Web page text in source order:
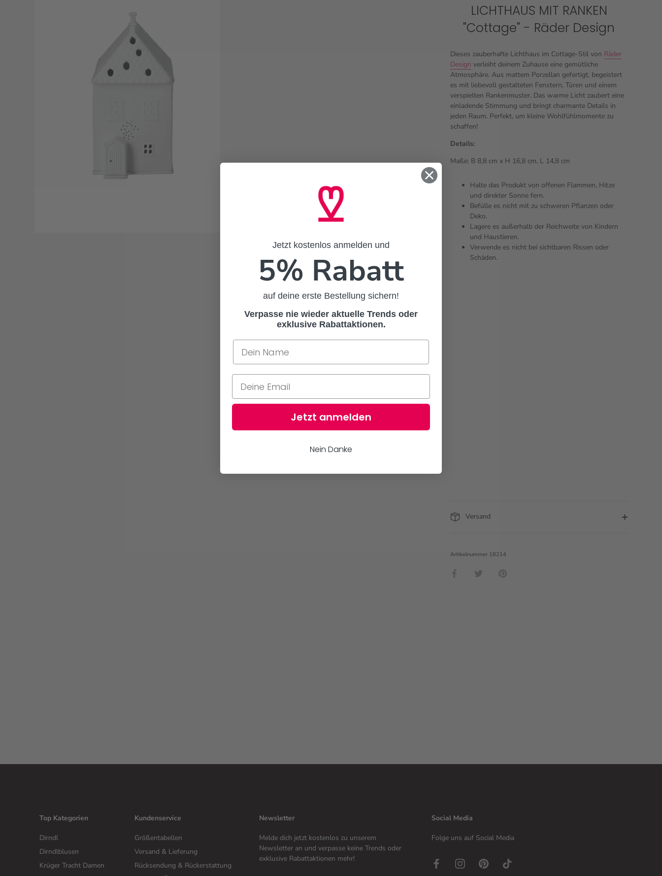
LICHTHAUS MIT RANKEN
"Cottage" - Räder Design
Dieses zauberhafte Lichthaus im Cottage-Stil von Räder
Design verleiht deinem Zuhause eine gemütliche
Atmosphäre. Aus mattem Porzellan gefertigt, begeistert
es mit liebevoll gestalteten Fenstern, Türen und einem
verspielten Rankenmuster. Das warme Licht zaubert eine
einladende Stimmung und bringt charmante Details in
jeden Raum. Perfekt, um kleine Wohlfühlmomente zu
schaffen!
Details:
Maße: B 8,8 cm x H 16,8 cm, L 14,8 cm
Halte das Produkt von offenen Flammen, Hitze
und direkter Sonne fern.
Befülle es nicht mit zu schweren Pflanzen oder
Deko.
Lagere es außerhalb der Reichweite von Kindern
und Haustieren.
Verwende es nicht bei sichtbaren Rissen oder
Schäden.
Versand
Artikelnummer 18214
Teilen TwitternPinnen
Top Kategorien
Dirndl
Dirndlblusen
Krüger Tracht Damen
Kundenservice
Größentabellen
Versand & Lieferung
Rücksendung & Rückerstattung
Newsletter
Melde dich jetzt kostenlos zu unserem
Newsletter an und verpasse keine Trends oder
exklusive Rabattaktionen mehr!
Social Media
Folge uns auf Social Media
Jetzt kostenlos anmelden und
5% Rabatt
auf deine erste Bestellung sichern!
Verpasse nie wieder aktuelle Trends oder
exklusive Rabattaktionen.
Jetzt anmelden
Nein Danke